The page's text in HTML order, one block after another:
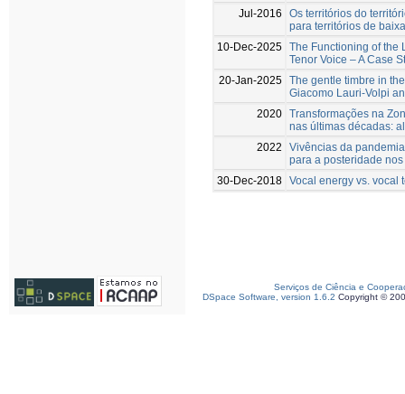
Jul-2016
Os territórios do
para territórios de
10-Dec-2025 The Functioning of the
Tenor Voice – A Case
20-Jan-2025 The gentle timbre in
Giacomo Lauri-Volpi
2020 Transformações na
nas últimas décadas:
2022
Vivências da
para a posteridade
30-Dec-2018 Vocal energy vs. vocal
Serviços de Ciência e
DSpace Software, version 1.6.2 Copyright ©